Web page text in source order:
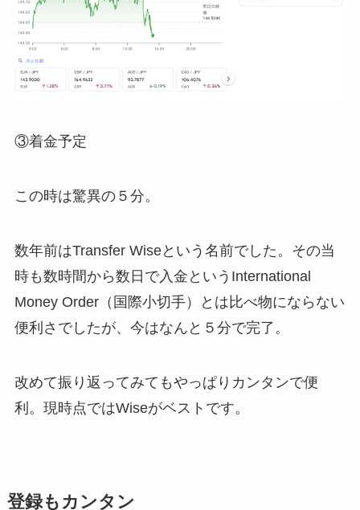
③着金予定
この時は驚異の５分。
数年前はTransfer Wiseという名前でした。その当
時も数時間から数日で入金というInternational
Money Order（国際小切手）とは比べ物にならない
便利さでしたが、今はなんと５分で完了。
改めて振り返ってみてもやっぱりカンタンで便
利。現時点ではWiseがベストです。
登録もカンタン